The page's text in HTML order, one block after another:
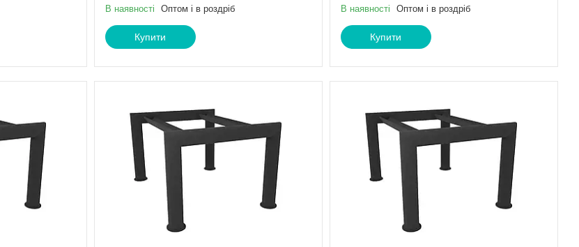
В наявності Оптом і в роздріб
Купити
В наявності Оптом і в роздріб
Купити